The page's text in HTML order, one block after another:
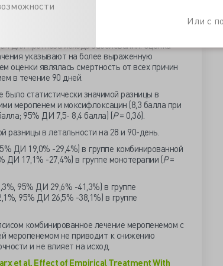
Или с
недостаточности по шкале SOFA
шкалой у больных с септическим
Шкала больше предназначена для быстрого
для прогноза исхода заболевания. Оценка
указывают на более выраженную
оценки являлась смертность от всех причин
в течение 90 дней.
статистически значимой разницы в
меропенем и моксифлоксацин (8,3 балла при
95% ДИ 7,5- 8,4 балла) (Р= 0,36).
разницы в летальности на 28 и 90-день.
ДИ 19,0% -29,4%) в группе комбинированной
ДИ 17,1% -27,4%) в группе монотерапии (P=
95% ДИ 29,6% -41,3%) в группе
95% ДИ 26,5% -38,1%) в группе
комбинированное лечение меропенемом с
меропенемом не приводит к снижению
и не влияет на исход.
et al. Effect of Empirical Treatment With